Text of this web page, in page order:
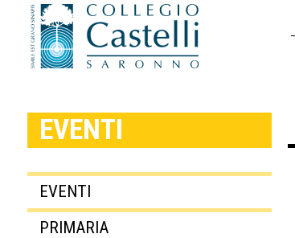
EVENTI
EVENTI
PRIMARIA